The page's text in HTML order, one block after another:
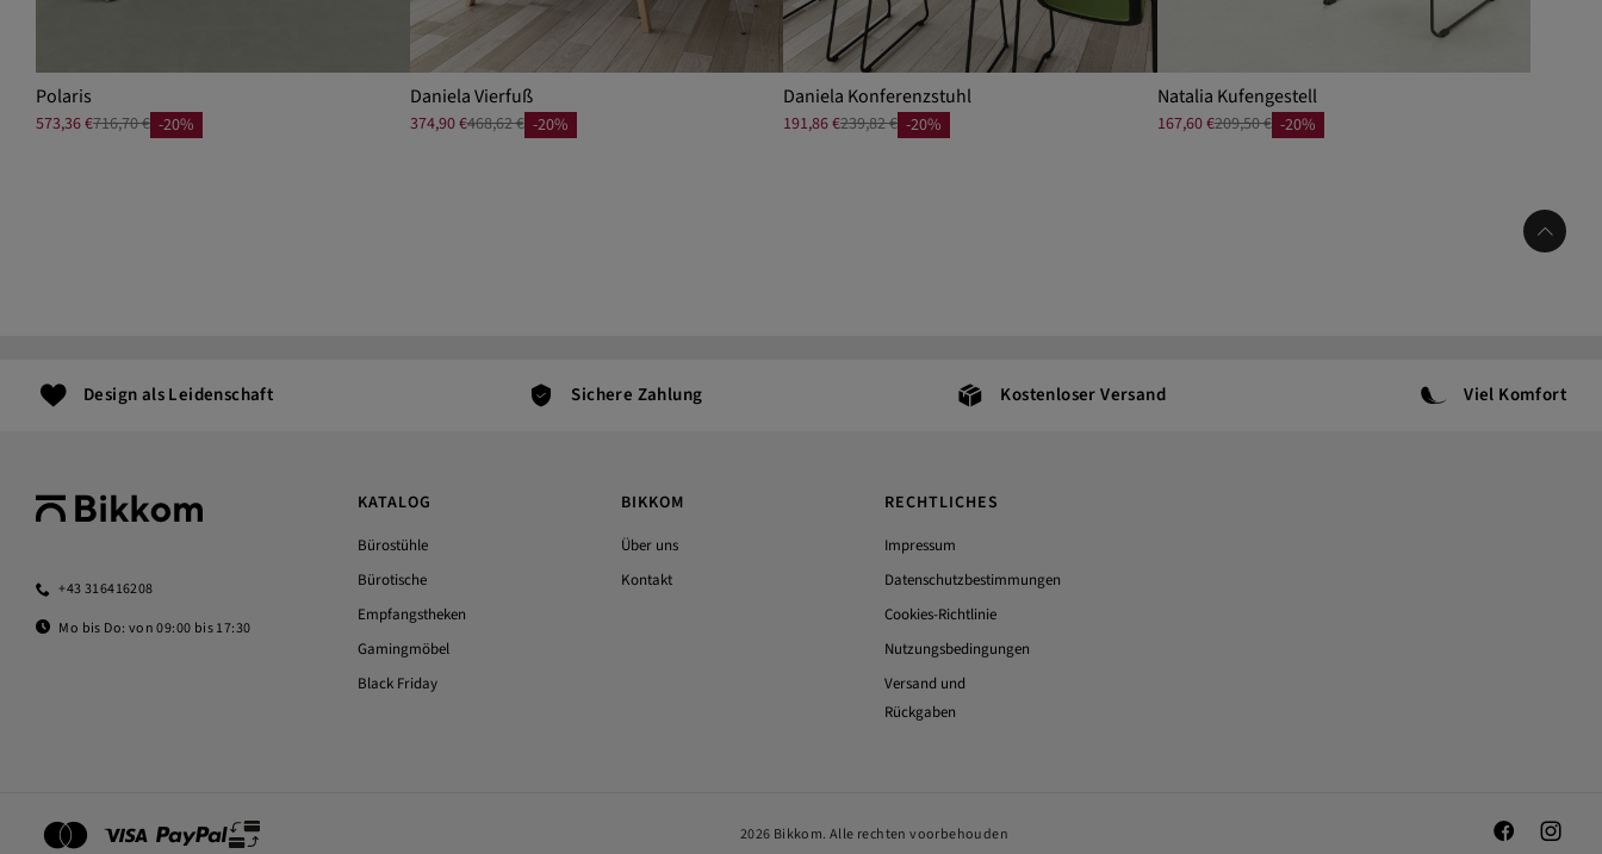
Polaris
573,36 €716,70 € -20%
Daniela Vierfuß
374,90 €468,62 € -20%
Daniela Konferenzstuhl
191,86 €239,82 € -20%
Natalia Kufengestell
167,60 €209,50 € -20%
Design als Leidenschaft Sichere Zahlung Kostenloser Versand Viel Komfort
+43 316416208
Mo bis Do: von 09:00 bis 17:30
KATALOG
Bürostühle
Bürotische
Empfangstheken
Gamingmöbel
Black Friday
BIKKOM
Über uns
Kontakt
RECHTLICHES
Impressum
Datenschutzbestimmungen
Cookies-Richtlinie
Nutzungsbedingungen
Versand und
Rückgaben
2026 Bikkom. Alle rechten voorbehouden